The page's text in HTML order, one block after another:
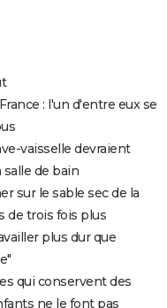
: l'un d'entre eux se
vaisselle devraient
de bain
sur le sable sec de la
de trois fois plus
plus dur que
qui conservent des
ne le font pas